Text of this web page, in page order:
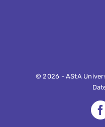
©2026 - AStA